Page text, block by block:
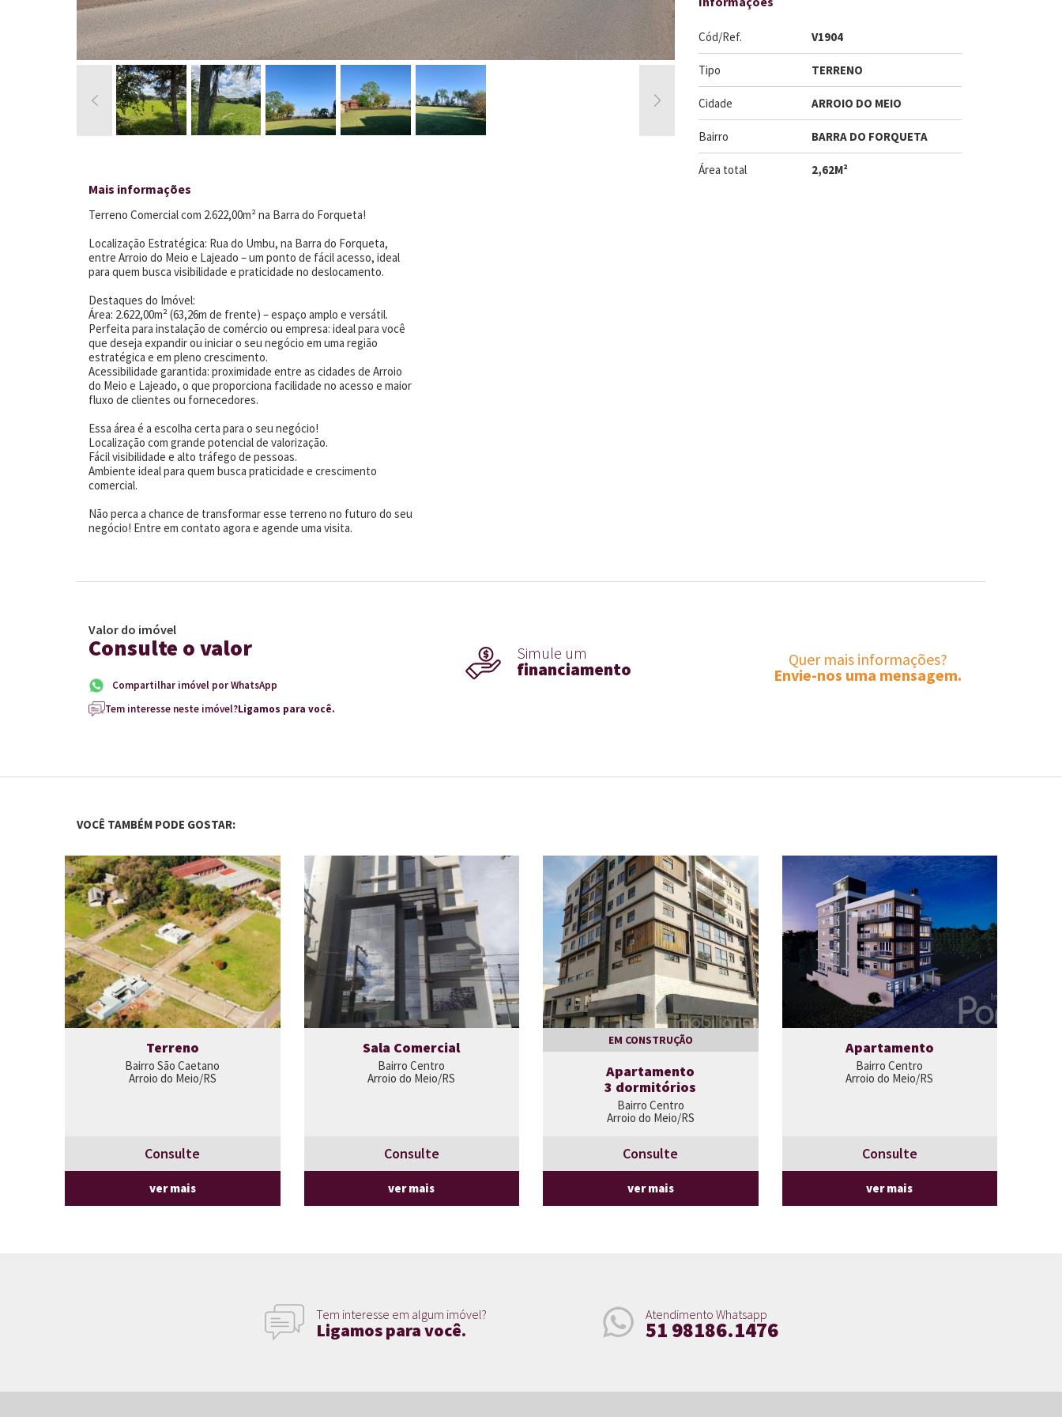
Mais informações
Terreno Comercial com 2.622,00m² na Barra do Forqueta!
Localização Estratégica: Rua do Umbu, na Barra do Forqueta,
entre Arroio do Meio e Lajeado – um ponto de fácil acesso, ideal
para quem busca visibilidade e praticidade no deslocamento.
Destaques do Imóvel:
Área: 2.622,00m² (63,26m de frente) – espaço amplo e versátil.
Perfeita para instalação de comércio ou empresa: ideal para você
que deseja expandir ou iniciar o seu negócio em uma região
estratégica e em pleno crescimento.
Acessibilidade garantida: proximidade entre as cidades de Arroio
do Meio e Lajeado, o que proporciona facilidade no acesso e maior
fluxo de clientes ou fornecedores.
Essa área é a escolha certa para o seu negócio!
Localização com grande potencial de valorização.
Fácil visibilidade e alto tráfego de pessoas.
Ambiente ideal para quem busca praticidade e crescimento
comercial.
Não perca a chance de transformar esse terreno no futuro do seu
negócio! Entre em contato agora e agende uma visita.
Cód/Ref. V1904
Tipo TERRENO
Cidade ARROIO DO MEIO
Bairro BARRA DO FORQUETA
Área total 2,62M²
Valor do imóvel
Consulte o valor
Compartilhar imóvel por WhatsApp
Tem interesse neste imóvel?Ligamos para você.
Simule um
financiamento
Quer mais informações?
Envie-nos uma mensagem.
VOCÊ TAMBÉM PODE GOSTAR:
Terreno
Bairro São Caetano
Arroio do Meio/RS
Consulte
ver mais
Sala Comercial
Bairro Centro
Arroio do Meio/RS
Consulte
ver mais
EM CONSTRUÇÃO
Apartamento
3 dormitórios
Bairro Centro
Arroio do Meio/RS
Consulte
ver mais
Apartamento
Bairro Centro
Arroio do Meio/RS
Consulte
ver mais
Tem interesse em algum imóvel?
Ligamos para você.
Atendimento Whatsapp
51 98186.1476